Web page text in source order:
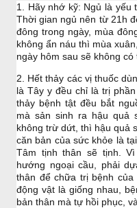
1. Hãy nhớ kỹ: Ngủ là yếu
Thời gian ngủ nên từ 21h
đông trong ngày, mùa
không ẩn náu thì mùa
ngày hôm sau sẽ không có
2. Hết thảy các vị thuốc
là Tây y đều chỉ là trị
thảy bệnh tật đều bắt
mà sản sinh ra hậu quả
không trừ dứt, thì hậu quả
căn bản của sức khỏe là
Tâm tịnh thân sẽ tịnh.
hướng ngoại cầu, phải
thân để chữa trị bệnh
động vật là giống nhau,
bản thân mà tự hồi phục,